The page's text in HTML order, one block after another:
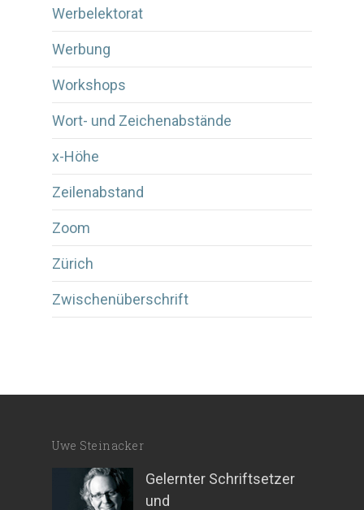
Werbelektorat
Werbung
Workshops
Wort- und Zeichenabstände
x-Höhe
Zeilenabstand
Zoom
Zürich
Zwischenüberschrift
Uwe Steinacker
Gelernter Schriftsetzer
und